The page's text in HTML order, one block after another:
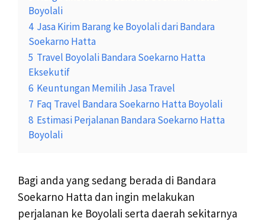
Boyolali
4 Jasa Kirim Barang ke Boyolali dari Bandara
Soekarno Hatta
5 Travel Boyolali Bandara Soekarno Hatta
Eksekutif
6 Keuntungan Memilih Jasa Travel
7 Faq Travel Bandara Soekarno Hatta Boyolali
8 Estimasi Perjalanan Bandara Soekarno Hatta
Boyolali
Bagi anda yang sedang berada di Bandara
Soekarno Hatta dan ingin melakukan
perjalanan ke Boyolali serta daerah sekitarnya